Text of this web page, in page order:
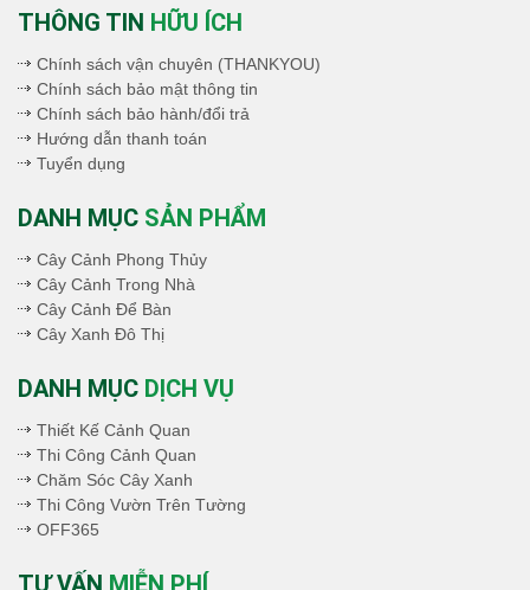
THÔNG TIN HỮU ÍCH
Chính sách vận chuyên (THANKYOU)
Chính sách bảo mật thông tin
Chính sách bảo hành/đổi trả
Hướng dẫn thanh toán
Tuyển dụng
DANH MỤC SẢN PHẨM
Cây Cảnh Phong Thủy
Cây Cảnh Trong Nhà
Cây Cảnh Để Bàn
Cây Xanh Đô Thị
DANH MỤC DỊCH VỤ
Thiết Kế Cảnh Quan
Thi Công Cảnh Quan
Chăm Sóc Cây Xanh
Thi Công Vườn Trên Tường
OFF365